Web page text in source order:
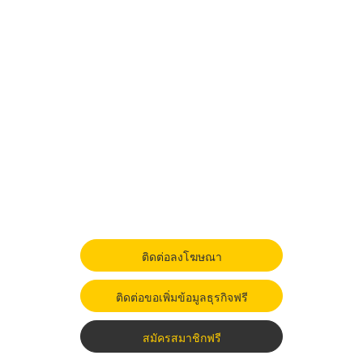
ติดต่อลงโฆษณา
ติดต่อขอเพิ่มข้อมูลธุรกิจฟรี
สมัครสมาชิกฟรี